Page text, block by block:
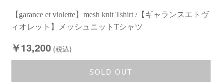
【garance et violette】mesh knit Tshirt /【ギャランスエトヴ
ィオレット】メッシュニットTシャツ
￥13,200 (税込)
SOLD OUT